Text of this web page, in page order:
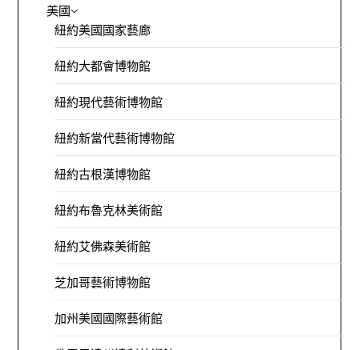
美國
紐約美國國家藝廊
紐約大都會博物館
紐約現代藝術博物館
紐約新當代藝術博物館
紐約古根漢博物館
紐約布魯克林美術館
紐約艾佛森美術館
芝加哥藝術博物館
加州美國國際藝術館